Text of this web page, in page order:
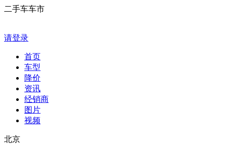
二手车车市
请登录
首页
车型
降价
资讯
经销商
图片
视频
北京